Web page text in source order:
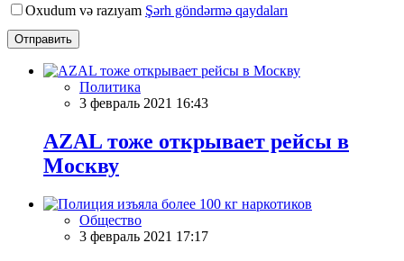
Oxudum və razıyam Şərh göndərmə qaydaları
Отправить
Политика
3 февраль 2021 16:43
AZAL тоже открывает рейсы в
Москву
Общество
3 февраль 2021 17:17